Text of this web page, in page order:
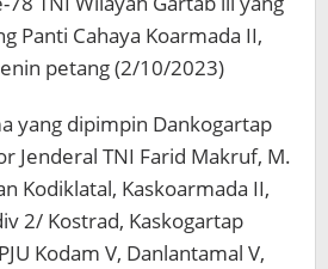
Panti Cahaya Koarmada II,
petang (2/10/2023)
yang dipimpin Dankogartap
Jenderal TNI Farid Makruf, M.
Kodiklatal, Kaskoarmada II,
2/ Kostrad, Kaskogartap
Kodam V, Danlantamal V,